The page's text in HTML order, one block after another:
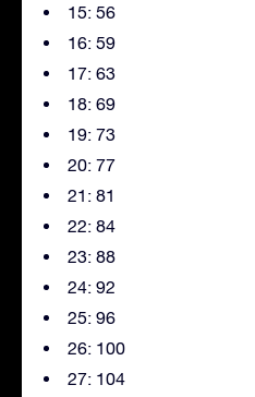
15: 56
16: 59
17: 63
18: 69
19: 73
20: 77
21: 81
22: 84
23: 88
24: 92
25: 96
26: 100
27: 104